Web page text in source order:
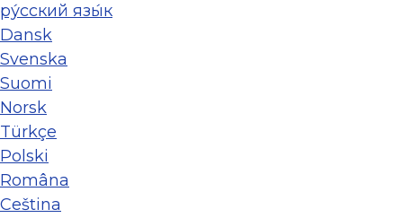
ру́сский язы́к
Dansk
Svenska
Suomi
Norsk
Türkçe
Polski
Româna
Ceština